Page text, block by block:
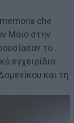
che
Μάιο στην
το
εγχειρίδιο
και τη